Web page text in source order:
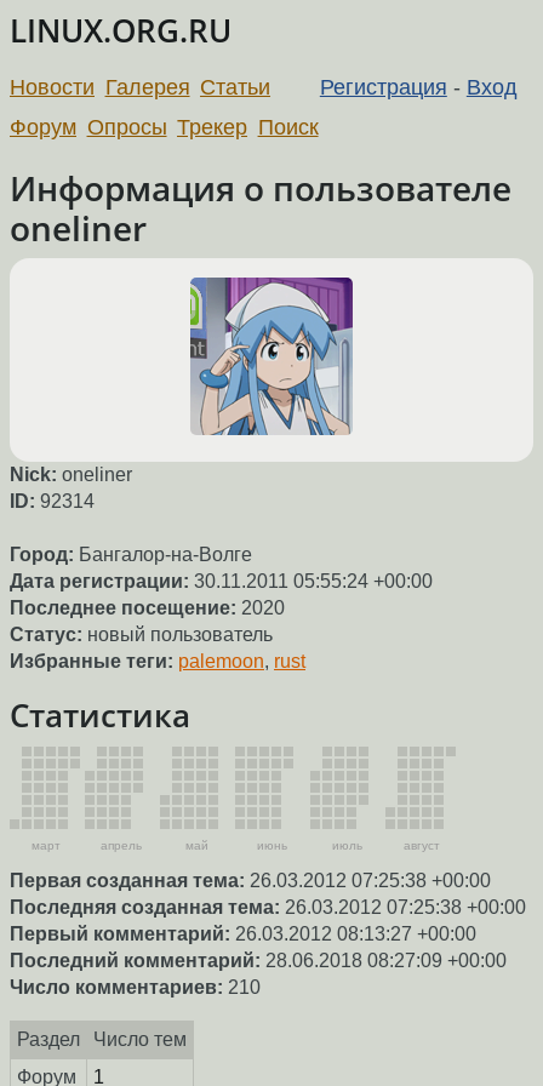
LINUX.ORG.RU
Регистрация - Вход
Новости Галерея Статьи
Форум Опросы Трекер Поиск
Информация о пользователе
oneliner
Nick: oneliner
ID: 92314
Город: Бангалор-на-Волге
Дата регистрации: 30.11.2011 05:55:24 +00:00
Последнее посещение: 2020
Статус: новый пользователь
Избранные теги: palemoon, rust
Статистика
март апрель май июнь июль август
Первая созданная тема: 26.03.2012 07:25:38 +00:00
Последняя созданная тема: 26.03.2012 07:25:38 +00:00
Первый комментарий: 26.03.2012 08:13:27 +00:00
Последний комментарий: 28.06.2018 08:27:09 +00:00
Число комментариев: 210
Раздел
Число тем
Форум
1